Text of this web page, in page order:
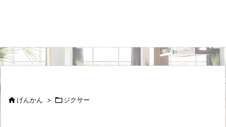
げんかん > ジクサー